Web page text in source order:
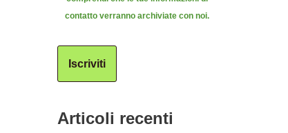
contatto verranno archiviate con noi.
Iscriviti
Articoli recenti